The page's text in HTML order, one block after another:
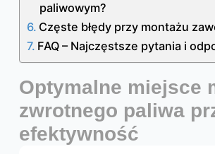
paliwowym?
Częste błędy przy montażu
FAQ – Najczęstsze pytania i
Optymalne miejsce
zwrotnego paliwa
efektywność